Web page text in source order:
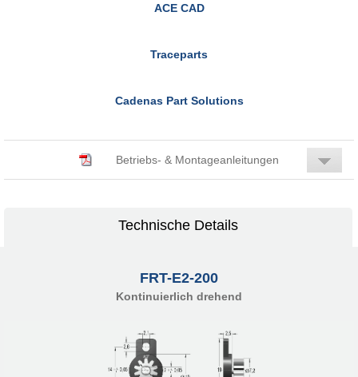
ACE CAD
Traceparts
Cadenas Part Solutions
Betriebs- & Montageanleitungen
Technische Details
FRT-E2-200
Kontinuierlich drehend